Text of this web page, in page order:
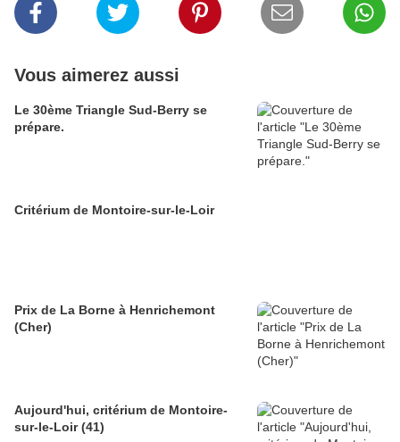
Vous aimerez aussi
Le 30ème Triangle Sud-Berry se
prépare.
Critérium de Montoire-sur-le-Loir
Prix de La Borne à Henrichemont
(Cher)
Aujourd'hui, critérium de Montoire-
sur-le-Loir (41)